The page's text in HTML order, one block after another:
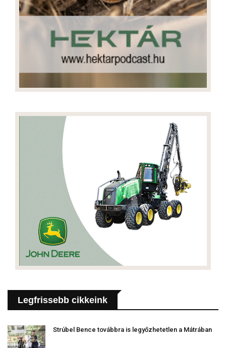
Legfrissebb cikkeink
Strúbel Bence továbbra is legyőzhetetlen a Mátrában